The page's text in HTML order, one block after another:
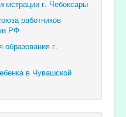
г. Чебоксары
работников
РФ
образования г.
в Чувашской